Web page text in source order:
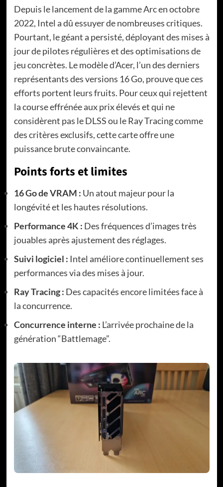
Depuis le lancement de la gamme Arc en octobre
2022, Intel a dû essuyer de nombreuses critiques.
Pourtant, le géant a persisté, déployant des mises à
jour de pilotes régulières et des optimisations de
jeu concrètes. Le modèle d’Acer, l’un des derniers
représentants des versions 16 Go, prouve que ces
efforts portent leurs fruits. Pour ceux qui rejettent
la course effrénée aux prix élevés et qui ne
considèrent pas le DLSS ou le Ray Tracing comme
des critères exclusifs, cette carte offre une
puissance brute convaincante.
Points forts et limites
16 Go de VRAM : Un atout majeur pour la
longévité et les hautes résolutions.
Performance 4K : Des fréquences d’images très
jouables après ajustement des réglages.
Suivi logiciel : Intel améliore continuellement ses
performances via des mises à jour.
Ray Tracing : Des capacités encore limitées face à
la concurrence.
Concurrence interne : L’arrivée prochaine de la
génération “Battlemage”.